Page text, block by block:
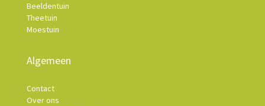
Beeldentuin
Theetuin
Moestuin
Algemeen
Contact
Over ons